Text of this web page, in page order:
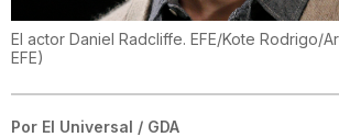
El actor Daniel Radcliffe. EFE/Kote Rodrigo/
EFE)
Por El Universal / GDA